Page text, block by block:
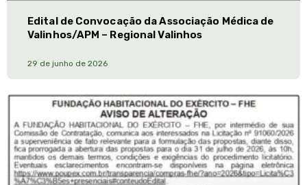
Edital de Convocação da Associação Médica de
Valinhos/APM – Regional Valinhos
29 de junho de 2026